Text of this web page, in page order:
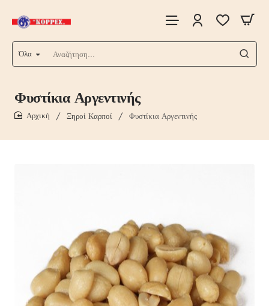
Όλα
Αναζήτηση...
Φυστίκια Αργεντινής
Ξηροί Καρποί Φυστίκια Αργεντινής